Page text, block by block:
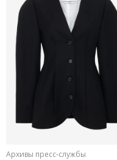
Архивы пресс-службы